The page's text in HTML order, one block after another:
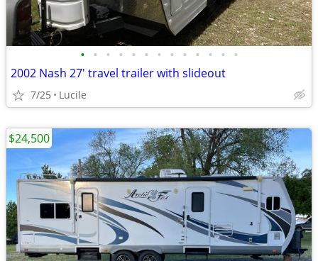
• • • • • • • • • • • • •
2002 Nash 27' travel trailer with slideout
7/25 Lucile
$24,500